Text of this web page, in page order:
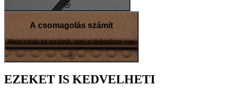
A csomagolás számít
Nem csak az számít, ami a dobozban van
EZEKET IS KEDVELHETI